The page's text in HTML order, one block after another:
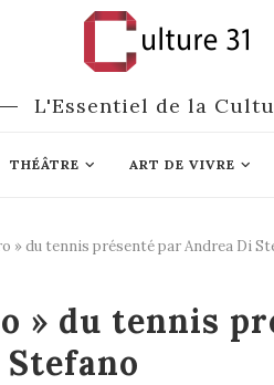
L'Essentiel de la
THÉÂTRE ART DE VIVRE
» du tennis présenté par Andrea Di
» du tennis